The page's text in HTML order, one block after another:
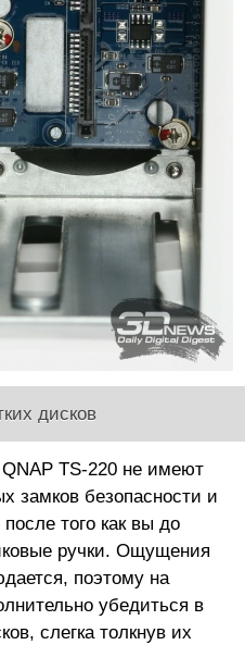
дисков
TS-220 не имеют
замков безопасности и
того как вы до
ручки. Ощущения
поэтому на
убедиться в
слегка толкнув их